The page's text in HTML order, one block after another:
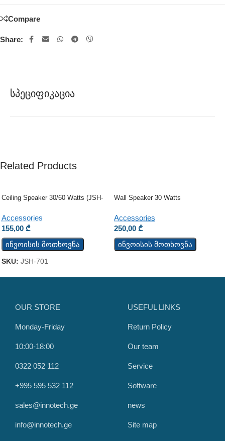
Compare
Share:
Სპეციფიკაცია
Related Products
Ceiling Speaker 30/60 Watts (JSH-
Accessories
155,00 ₾
ინვოისის მოთხოვნა
SKU: JSH-701
Wall Speaker 30 Watts
Accessories
250,00 ₾
ინვოისის მოთხოვნა
OUR STORE
Monday-Friday
10:00-18:00
0322 052 112
+995 595 532 112
sales@innotech.ge
info@innotech.ge
USEFUL LINKS
Return Policy
Our team
Service
Software
news
Site map